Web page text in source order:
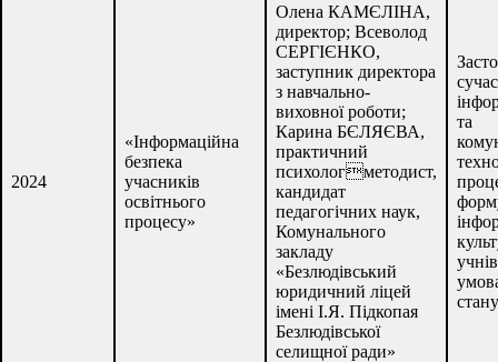
2024
«Інформаційна
безпека
учасників
освітнього
процесу»
Олена КАМЄЛІНА,
директор; Всеволод
СЕРГІЄНКО,
заступник директора
з навчально-
виховної роботи;
Карина БЄЛЯЄВА,
практичний
психологметодист,
кандидат
педагогічних наук,
Комунального
закладу
«Безлюдівський
юридичний ліцей
імені І.Я. Підкопая
Безлюдівської
селищної ради»
та
стану